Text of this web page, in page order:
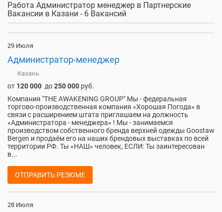
Работа Администратор менеджер в Партнерские
Вакансии в Казани - 6 Вакансий
29 Июля
Администратор-менеджер
Казань
от 120 000 до250 000 руб.
Компания "THE AWAKENING GROUP" Мы - федеральная
торгово-производственная компания «Хорошая Погода» в
связи с расширением штата приглашаем на должность
«Администратора - менеджера» ! Мы - занимаемся
производством собственного бренда верхней одежды Goostaw
Bergen и продаём его на наших брендовых выставках по всей
территории РФ. Ты «НАШ» человек, ЕСЛИ: Ты заинтересован
в...
ОТПРАВИТЬ РЕЗЮМЕ
28 Июля